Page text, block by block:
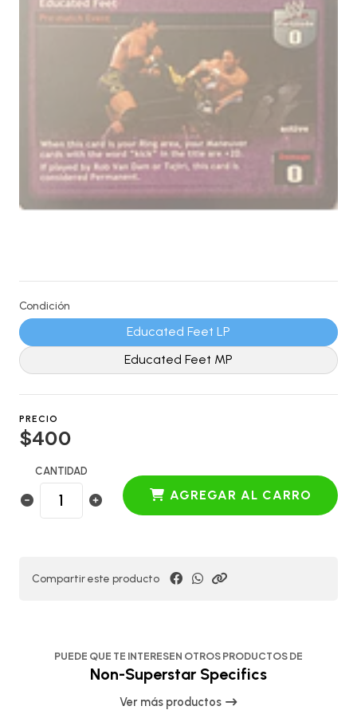
Condición
Educated Feet LP
Educated Feet MP
PRECIO
$400
CANTIDAD
AGREGAR AL CARRO
Compartir este producto
PUEDE QUE TE INTERESEN OTROS PRODUCTOS DE
Non-Superstar Specifics
Ver más productos